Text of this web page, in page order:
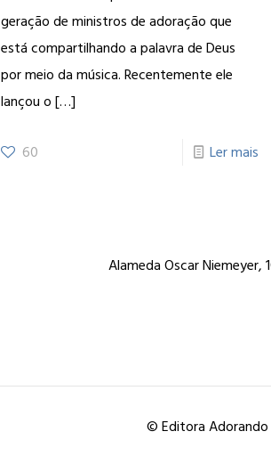
geração de ministros de adoração que
está compartilhando a palavra de Deus
por meio da música. Recentemente ele
lançou o[…]
60 Ler mais
Alameda Oscar Niemeyer,
© Editora